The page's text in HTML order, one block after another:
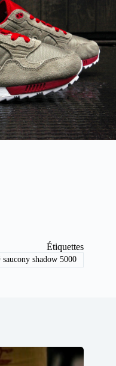
Étiquettes
saucony shadow 5000